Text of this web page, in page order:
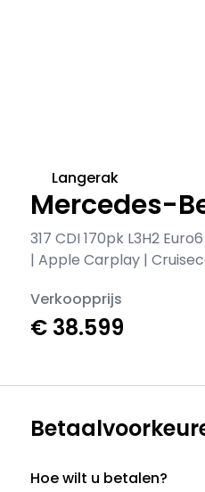
Mercedes-
317 CDI 170pk L3H2
| Apple Carplay |
Langerak
Verkoopprijs
€ 38.599
Hoe wilt u betalen?